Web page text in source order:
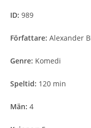
ID: 989
Författare: Alexander
Genre: Komedi
Speltid: 120 min
Män: 4